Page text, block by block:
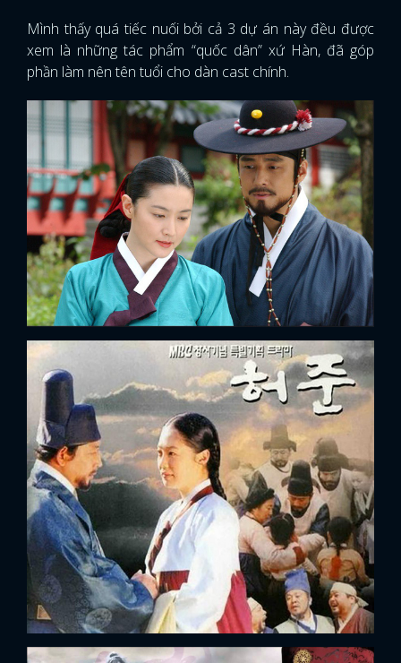
Mình thấy quá tiếc nuối bởi cả 3 dự án này đều được
xem là những tác phẩm “quốc dân” xứ Hàn, đã góp
phần làm nên tên tuổi cho dàn cast chính.